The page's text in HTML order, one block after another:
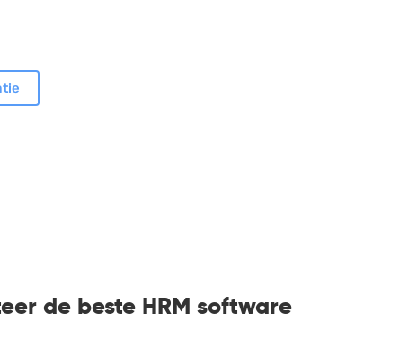
de beste HRM software